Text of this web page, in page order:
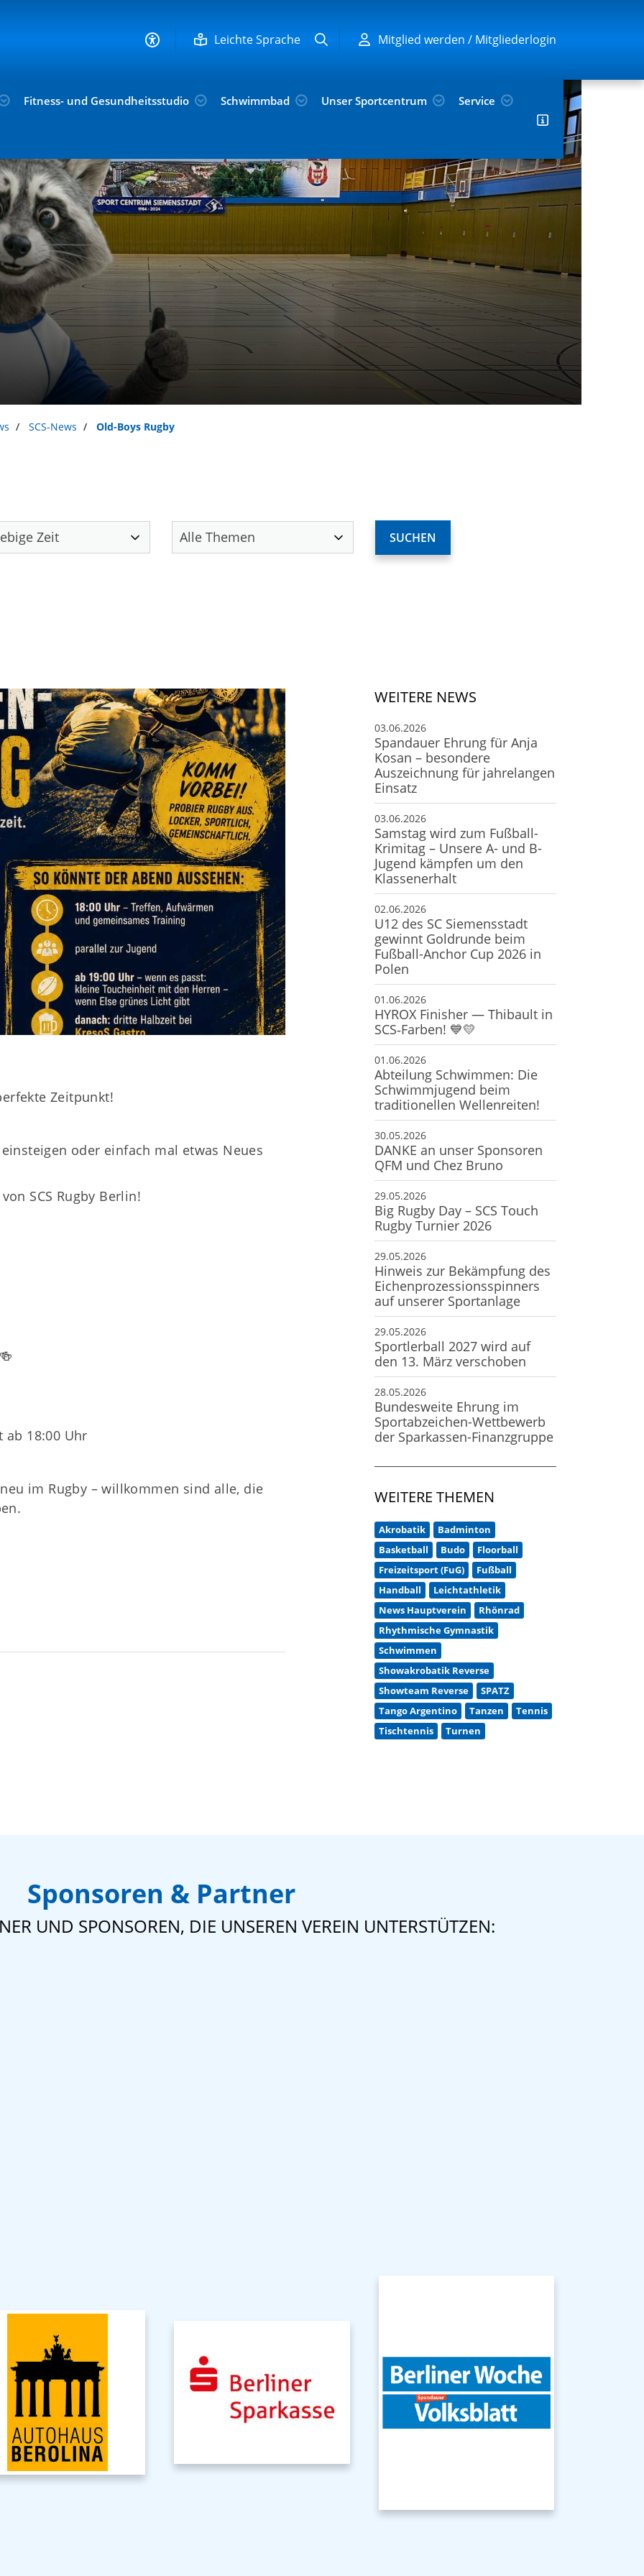
Leichte Sprache Mitglied werden / Mitgliederlogin
Fitness- und Gesundheitsstudio Schwimmbad Unser Sportcentrum Service
SCS-News Old-Boys Rugby
Zeitpunkt!
oder einfach mal etwas Neues
SCS Rugby Berlin!
ab 18:00 Uhr
im Rugby – willkommen sind alle, die
WEITERE NEWS
03.06.2026
Spandauer Ehrung für Anja
Kosan – besondere
Auszeichnung für jahrelangen
Einsatz
03.06.2026
Samstag wird zum Fußball-
Krimitag – Unsere A- und B-
Jugend kämpfen um den
Klassenerhalt
02.06.2026
U12 des SC Siemensstadt
gewinnt Goldrunde beim
Fußball-Anchor Cup 2026 in
Polen
01.06.2026
HYROX Finisher — Thibault in
SCS‑Farben! 💙💛
01.06.2026
Abteilung Schwimmen: Die
Schwimmjugend beim
traditionellen Wellenreiten!
30.05.2026
DANKE an unser Sponsoren
QFM und Chez Bruno
29.05.2026
Big Rugby Day – SCS Touch
Rugby Turnier 2026
29.05.2026
Hinweis zur Bekämpfung des
Eichenprozessionsspinners
auf unserer Sportanlage
29.05.2026
Sportlerball 2027 wird auf
den 13. März verschoben
28.05.2026
Bundesweite Ehrung im
Sportabzeichen-Wettbewerb
der Sparkassen-Finanzgruppe
WEITERE THEMEN
Akrobatik
Badminton
Basketball
Budo
Floorball
Freizeitsport (FuG)
Fußball
Handball
Leichtathletik
News Hauptverein
Rhönrad
Rhythmische Gymnastik
Schwimmen
Showakrobatik Reverse
Showteam Reverse
SPATZ
Tango Argentino
Tanzen
Tennis
Tischtennis
Turnen
Sponsoren & Partner
UND SPONSOREN, DIE UNSEREN VEREIN UNTERSTÜTZEN:
News
Sportcentrum
Anfahrt zum SCS